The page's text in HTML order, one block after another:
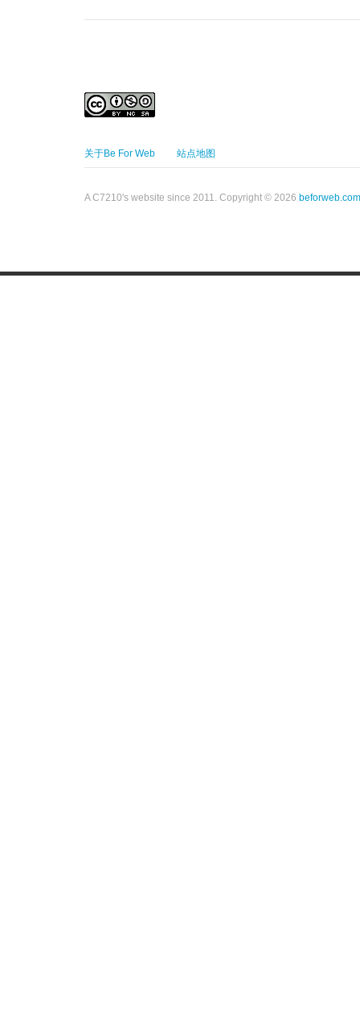
关于Be For Web 站点地图
A C7210's website since 2011. Copyright © 2026 beforweb.com